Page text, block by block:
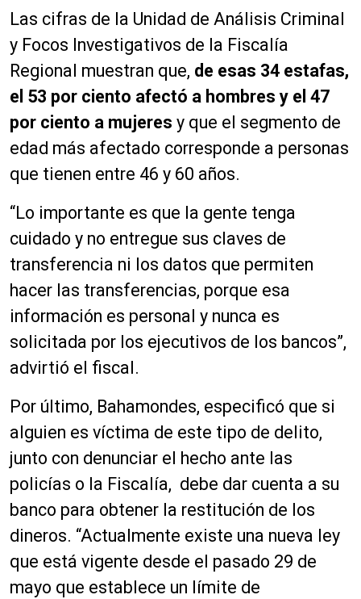
Las cifras de la Unidad de Análisis Criminal
y Focos Investigativos de la Fiscalía
Regional muestran que, de esas 34 estafas,
el 53 por ciento afectó a hombres y el 47
por ciento a mujeres y que el segmento de
edad más afectado corresponde a personas
que tienen entre 46 y 60 años.
“Lo importante es que la gente tenga
cuidado y no entregue sus claves de
transferencia ni los datos que permiten
hacer las transferencias, porque esa
información es personal y nunca es
solicitada por los ejecutivos de los bancos”,
advirtió el fiscal.
Por último, Bahamondes, especificó que si
alguien es víctima de este tipo de delito,
junto con denunciar el hecho ante las
policías o la Fiscalía, debe dar cuenta a su
banco para obtener la restitución de los
dineros. “Actualmente existe una nueva ley
que está vigente desde el pasado 29 de
mayo que establece un límite de